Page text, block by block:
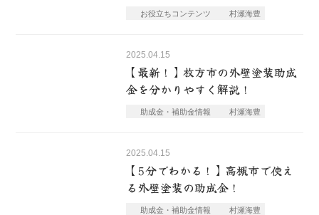
お役立ちコンテンツ 村瀬海豊
2025.04.15
【最新！】枚方市の外壁塗装助成
金を分かりやすく解説！
助成金・補助金情報 村瀬海豊
2025.04.15
【5分でわかる！】高槻市で使え
る外壁塗装の助成金！
助成金・補助金情報 村瀬海豊